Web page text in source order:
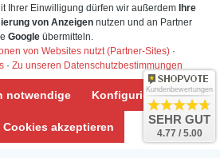
Ihrer Einwilligung dürfen wir außerdem Ihre
von Anzeigennutzen und an Partner
Googleübermitteln.
von Websites nutzt (Partner-Sites) ·
· Zu unseren Datenschutzbestimmungen
notwendige Konfigurieren
Cookies akzeptieren
Kundenbewertungen
SEHR GUT
4.77 / 5.00